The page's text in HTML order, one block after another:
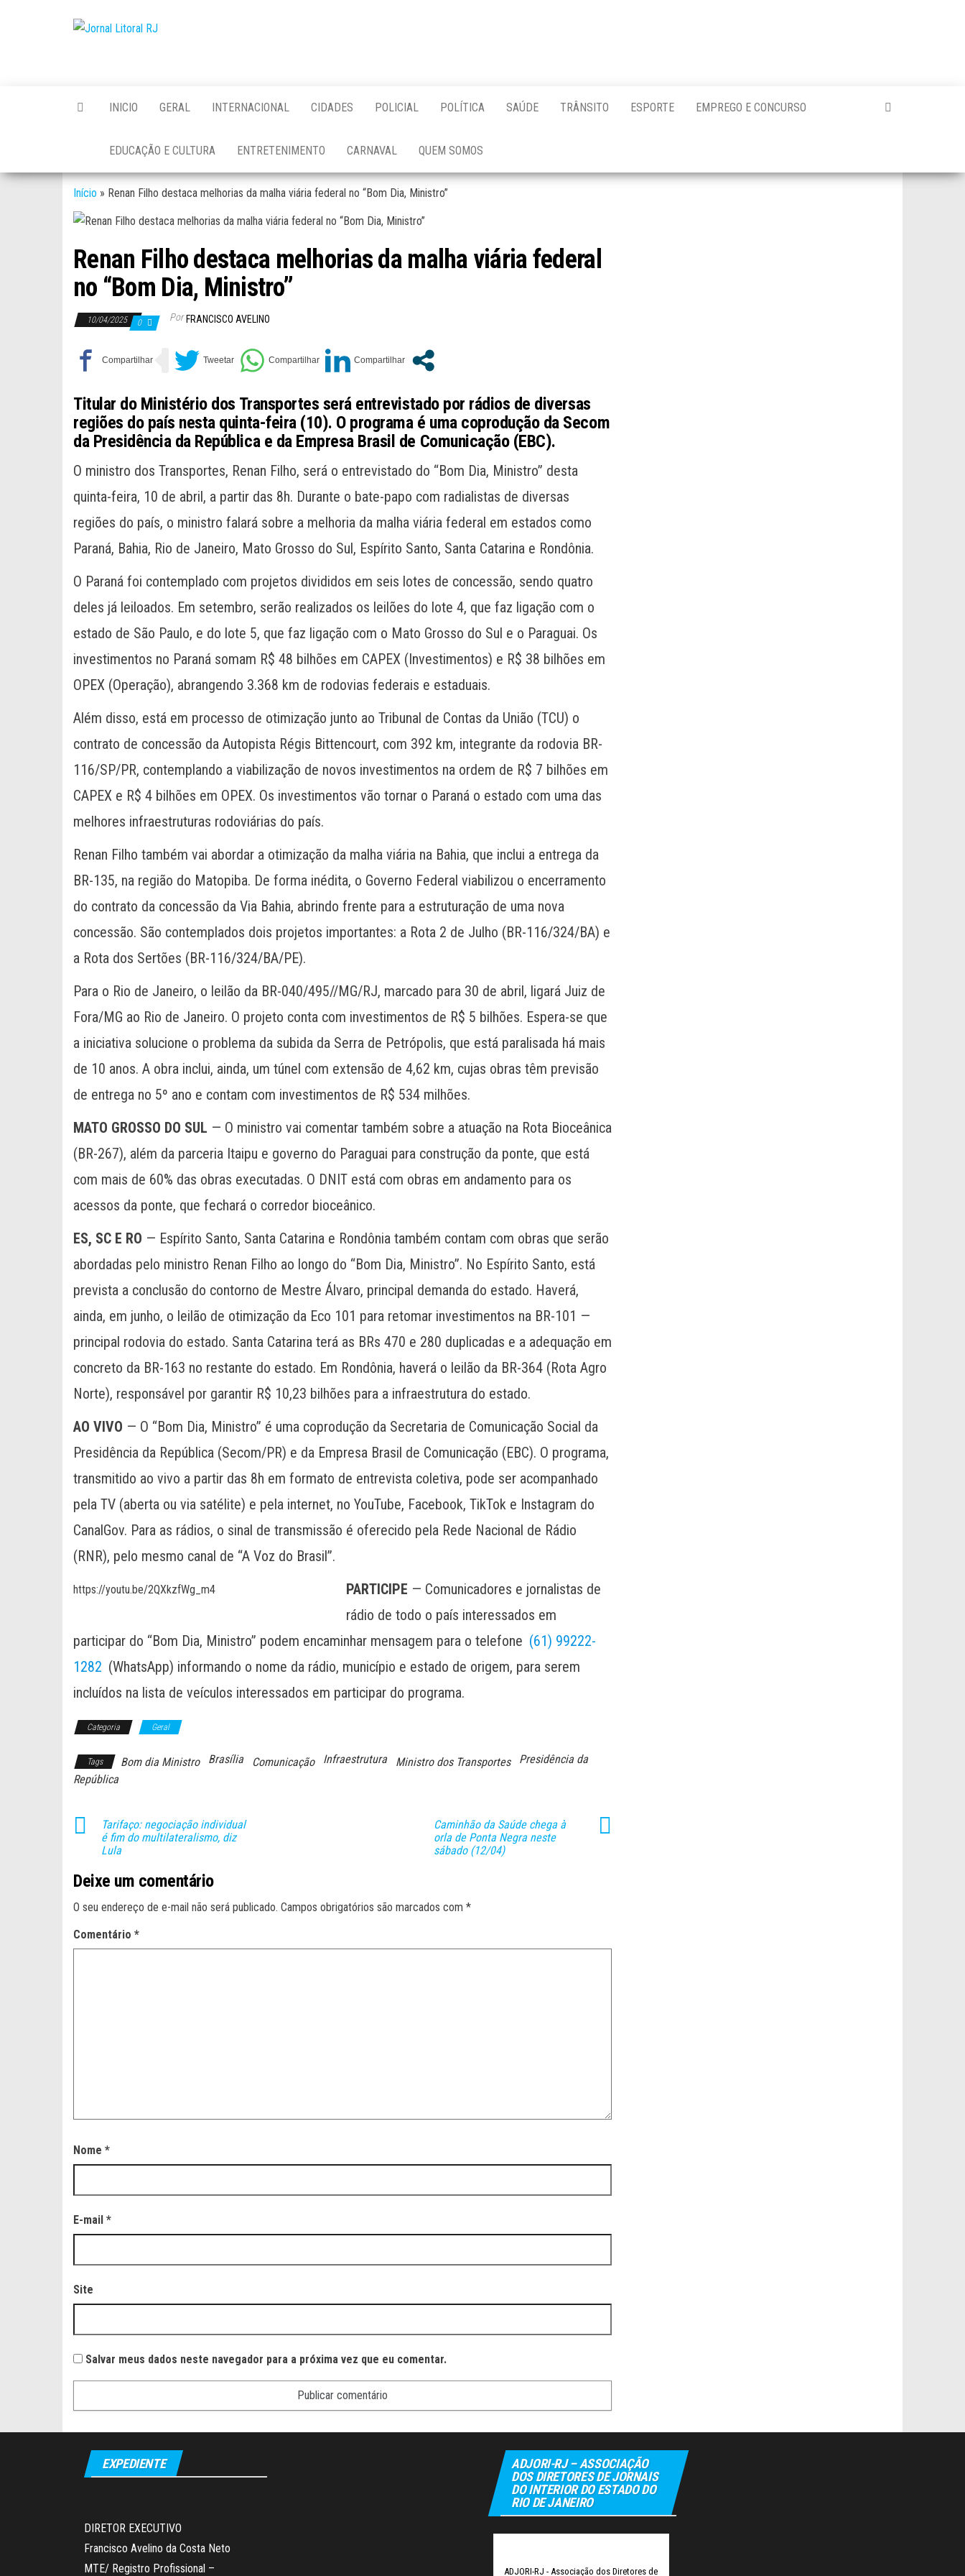
INICIO GERAL INTERNACIONAL CIDADES POLICIAL POLÍTICA SAÚDE TRÂNSITO ESPORTE EMPREGO E CONCURSO
EDUCAÇÃO E CULTURA ENTRETENIMENTO CARNAVAL QUEM SOMOS
Início » Renan Filho destaca melhorias da malha viária federal no “Bom Dia, Ministro”
Renan Filho destaca melhorias da malha viária federal
no “Bom Dia, Ministro”
10/04/2025 0 Por FRANCISCO AVELINO
Titular do Ministério dos Transportes será entrevistado por rádios de diversas
regiões do país nesta quinta-feira (10). O programa é uma coprodução da Secom
da Presidência da República e da Empresa Brasil de Comunicação (EBC).
O ministro dos Transportes, Renan Filho, será o entrevistado do “Bom Dia, Ministro” desta
quinta-feira, 10 de abril, a partir das 8h. Durante o bate-papo com radialistas de diversas
regiões do país, o ministro falará sobre a melhoria da malha viária federal em estados como
Paraná, Bahia, Rio de Janeiro, Mato Grosso do Sul, Espírito Santo, Santa Catarina e Rondônia.
O Paraná foi contemplado com projetos divididos em seis lotes de concessão, sendo quatro
deles já leiloados. Em setembro, serão realizados os leilões do lote 4, que faz ligação com o
estado de São Paulo, e do lote 5, que faz ligação com o Mato Grosso do Sul e o Paraguai. Os
investimentos no Paraná somam R$ 48 bilhões em CAPEX (Investimentos) e R$ 38 bilhões em
OPEX (Operação), abrangendo 3.368 km de rodovias federais e estaduais.
Além disso, está em processo de otimização junto ao Tribunal de Contas da União (TCU) o
contrato de concessão da Autopista Régis Bittencourt, com 392 km, integrante da rodovia BR-
116/SP/PR, contemplando a viabilização de novos investimentos na ordem de R$ 7 bilhões em
CAPEX e R$ 4 bilhões em OPEX. Os investimentos vão tornar o Paraná o estado com uma das
melhores infraestruturas rodoviárias do país.
Renan Filho também vai abordar a otimização da malha viária na Bahia, que inclui a entrega da
BR-135, na região do Matopiba. De forma inédita, o Governo Federal viabilizou o encerramento
do contrato da concessão da Via Bahia, abrindo frente para a estruturação de uma nova
concessão. São contemplados dois projetos importantes: a Rota 2 de Julho (BR-116/324/BA) e
a Rota dos Sertões (BR-116/324/BA/PE).
Para o Rio de Janeiro, o leilão da BR-040/495//MG/RJ, marcado para 30 de abril, ligará Juiz de
Fora/MG ao Rio de Janeiro. O projeto conta com investimentos de R$ 5 bilhões. Espera-se que
a iniciativa solucione o problema da subida da Serra de Petrópolis, que está paralisada há mais
de 10 anos. A obra inclui, ainda, um túnel com extensão de 4,62 km, cujas obras têm previsão
de entrega no 5º ano e contam com investimentos de R$ 534 milhões.
MATO GROSSO DO SUL — O ministro vai comentar também sobre a atuação na Rota Bioceânica
(BR-267), além da parceria Itaipu e governo do Paraguai para construção da ponte, que está
com mais de 60% das obras executadas. O DNIT está com obras em andamento para os
acessos da ponte, que fechará o corredor bioceânico.
ES, SC E RO — Espírito Santo, Santa Catarina e Rondônia também contam com obras que serão
abordadas pelo ministro Renan Filho ao longo do “Bom Dia, Ministro”. No Espírito Santo, está
prevista a conclusão do contorno de Mestre Álvaro, principal demanda do estado. Haverá,
ainda, em junho, o leilão de otimização da Eco 101 para retomar investimentos na BR-101 —
principal rodovia do estado. Santa Catarina terá as BRs 470 e 280 duplicadas e a adequação em
concreto da BR-163 no restante do estado. Em Rondônia, haverá o leilão da BR-364 (Rota Agro
Norte), responsável por garantir R$ 10,23 bilhões para a infraestrutura do estado.
AO VIVO — O “Bom Dia, Ministro” é uma coprodução da Secretaria de Comunicação Social da
Presidência da República (Secom/PR) e da Empresa Brasil de Comunicação (EBC). O programa,
transmitido ao vivo a partir das 8h em formato de entrevista coletiva, pode ser acompanhado
pela TV (aberta ou via satélite) e pela internet, no YouTube, Facebook, TikTok e Instagram do
CanalGov. Para as rádios, o sinal de transmissão é oferecido pela Rede Nacional de Rádio
(RNR), pelo mesmo canal de “A Voz do Brasil”.
https://youtu.be/2QXkzfWg_m4 PARTICIPE — Comunicadores e jornalistas de
rádio de todo o país interessados em
participar do “Bom Dia, Ministro” podem encaminhar mensagem para o telefone (61) 99222-
1282 (WhatsApp) informando o nome da rádio, município e estado de origem, para serem
incluídos na lista de veículos interessados em participar do programa.
Categoria Geral
Tags Bom dia Ministro Brasília Comunicação Infraestrutura Ministro dos Transportes
Presidência da
República
Tarifaço: negociação individual
é fim do multilateralismo, diz
Lula
Caminhão da Saúde chega à
orla de Ponta Negra neste
sábado (12/04)
Deixe um comentário
O seu endereço de e-mail não será publicado. Campos obrigatórios são marcados com *
Comentário *
Nome *
E-mail *
Site
Salvar meus dados neste navegador para a próxima vez que eu comentar.
EXPEDIENTE
DIRETOR EXECUTIVO
Francisco Avelino da Costa Neto
MTE/ Registro Profissional –
ADJORI-RJ – ASSOCIAÇÃO
DOS DIRETORES DE JORNAIS
DO INTERIOR DO ESTADO DO
RIO DE JANEIRO
ADJORI-RJ - Associação dos Diretores de